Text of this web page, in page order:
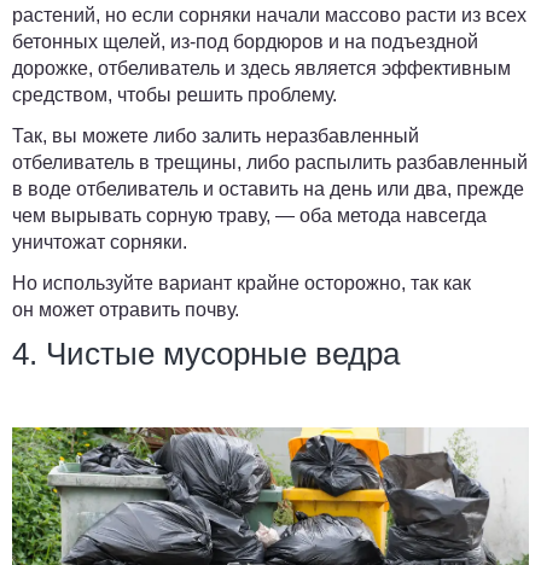
растений, но если сорняки начали массово расти из всех
бетонных щелей, из-под бордюров и на подъездной
дорожке, отбеливатель и здесь является эффективным
средством, чтобы решить проблему.
Так, вы можете либо залить неразбавленный
отбеливатель в трещины, либо распылить разбавленный
в воде отбеливатель и оставить на день или два, прежде
чем вырывать сорную траву, — оба метода навсегда
уничтожат сорняки.
Но используйте вариант крайне осторожно, так как
он может отравить почву.
4. Чистые мусорные ведра